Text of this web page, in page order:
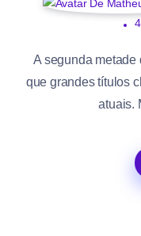
A segunda metade
que grandes títulos
atuais.